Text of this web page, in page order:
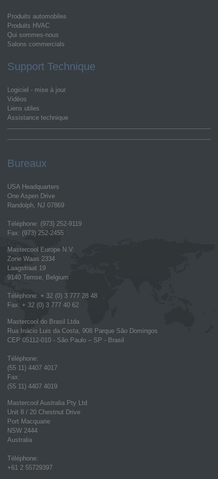
Produits automobiles
Produits HVAC
Qui sommes-nous
Salons commercials
Support Technique
Logiciel - mise à jour
Vidéos
Liens utiles
Assistance technique
Bureaux
USA Headquarters
One Aspen Drive
Randolph, NJ 07869
Téléphone: (973) 252-9119
Fax: (973) 252-2455
Mastercool Europe N.V.
Zone Waas 2334
Laagstraat 19
9140 Temse, Belgium
Téléphone: + 32 (0) 3 777 28 48
Fax: + 32 (0) 3 777 40 62
Mastercool do Brasil Ltda
Rua Inácio Luis da Costa, 908 Parque São Domingos
CEP 05112-010 - São Paulo – SP - Brasil
Téléphone:
(55 11) 4407 4017
Fax:
(55 11) 4407 4019
Mastercool Australia Pty Ltd
Unit 8 / 20 Chestnut Drive
Port Macquarie
NSW 2444
Australia
Téléphone:
+61 2 55729397